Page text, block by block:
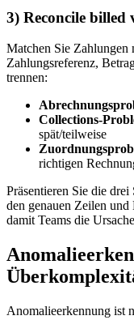
3) Reconcile billed
Matchen Sie Zahlungen
Zahlungsreferenz,
trennen:
spät/teilweise
richtigen
Präsentieren Sie die
den genauen Zeilen und
damit Teams die
Anomalieerkennung ist